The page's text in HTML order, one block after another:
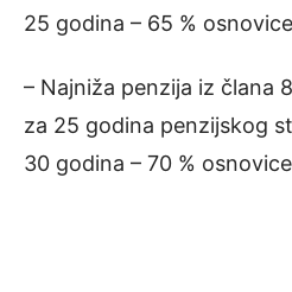
25 godina – 65 %
– Najniža penzija iz člana
za 25 godina penzijskog
30 godina – 70 %